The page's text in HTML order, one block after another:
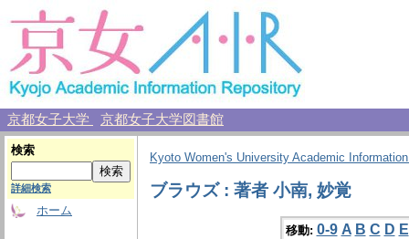
京都女子大学 京都女子大学図書館
検索
詳細検索
ホーム
Kyoto Women's University Academic
ブラウズ : 著者 小南, 妙覚
移動: 0-9 A B C D E